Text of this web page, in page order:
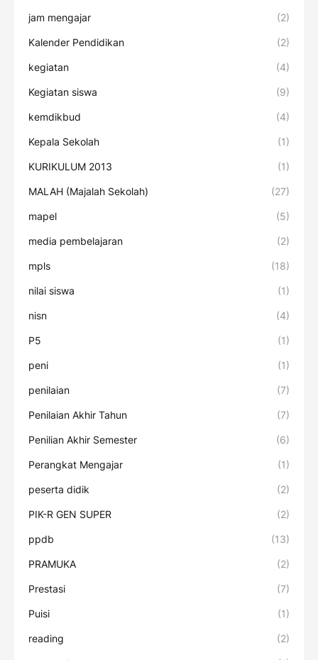
jam mengajar (2)
Kalender Pendidikan (2)
kegiatan (4)
Kegiatan siswa (9)
kemdikbud (4)
Kepala Sekolah (1)
KURIKULUM 2013 (1)
MALAH (Majalah Sekolah) (27)
mapel (5)
media pembelajaran (2)
mpls (18)
nilai siswa (1)
nisn (4)
P5 (1)
peni (1)
penilaian (7)
Penilaian Akhir Tahun (7)
Penilian Akhir Semester (6)
Perangkat Mengajar (1)
peserta didik (2)
PIK-R GEN SUPER (2)
ppdb (13)
PRAMUKA (2)
Prestasi (7)
Puisi (1)
reading (2)